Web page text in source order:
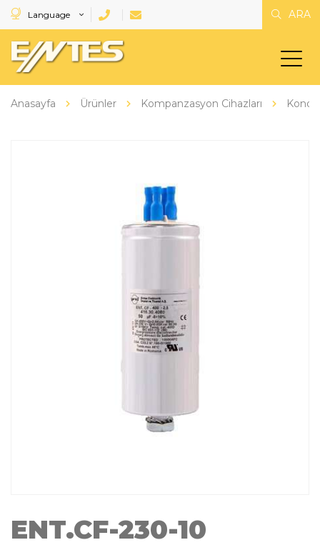
Language ARA
Anasayfa Ürünler Kompanzasyon Cihazları
ENT.CF-230-10